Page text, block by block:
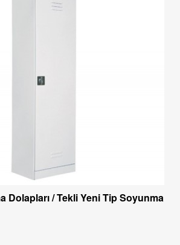
Dolapları / Tekli Yeni Tip Soyunma